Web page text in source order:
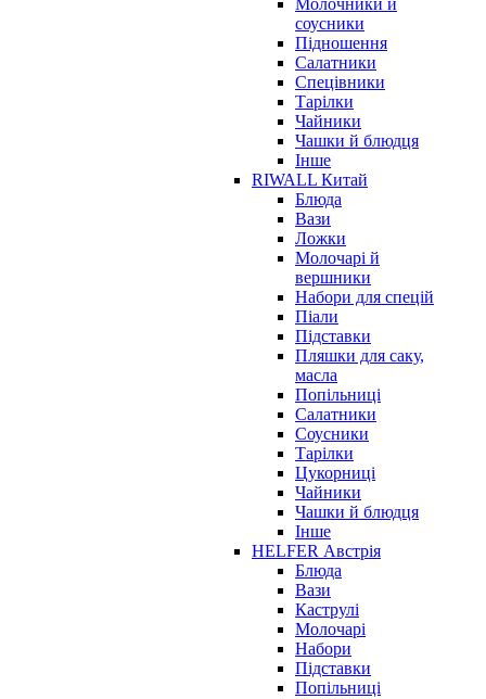
соусники
Підношення
Салатники
Спецівники
Тарілки
Чайники
Чашки й блюдця
Інше
RIWALL Китай
Блюда
Вази
Ложки
Молочарі й
вершники
Набори для спецій
Піали
Підставки
Пляшки для саку,
масла
Попільниці
Салатники
Соусники
Тарілки
Цукорниці
Чайники
Чашки й блюдця
Інше
HELFER Австрія
Блюда
Вази
Каструлі
Молочарі
Набори
Підставки
Попільниці